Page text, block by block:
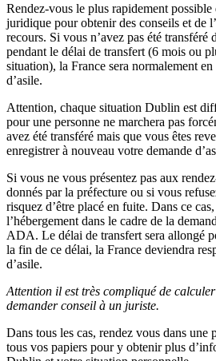
Rendez-vous le plus rapidement possible
juridique pour obtenir des conseils et de
recours. Si vous n’avez pas été transféré
pendant le délai de transfert (6 mois ou
situation), la France sera normalement
d’asile.
Attention, chaque situation Dublin est
pour une personne ne marchera pas
avez été transféré mais que vous êtes
enregistrer à nouveau votre demande
Si vous ne vous présentez pas aux
donnés par la préfecture ou si vous
risquez d’être placé en fuite. Dans ce
l’hébergement dans le cadre de la
ADA. Le délai de transfert sera allongé
la fin de ce délai, la France deviendra
d’asile.
Attention il est très compliqué de
demander conseil à un juriste.
Dans tous les cas, rendez vous dans une
tous vos papiers pour y obtenir plus